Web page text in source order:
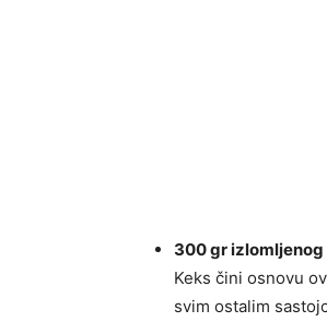
300 gr izlomljenog
Keks čini osnovu
svim ostalim